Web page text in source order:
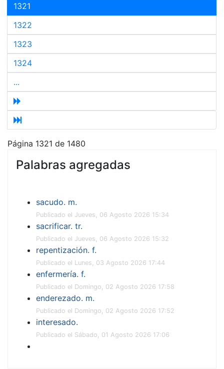
1321
1322
1323
1324
...
Página 1321 de 1480
Palabras agregadas
sacudo. m.
Publicado el Jueves, 06 Agosto 2026 15:34
sacrificar. tr.
Publicado el Jueves, 06 Agosto 2026 15:32
repentización. f.
Publicado el Lunes, 03 Agosto 2026 17:44
enfermería. f.
Publicado el Domingo, 02 Agosto 2026 17:58
enderezado. m.
Publicado el Domingo, 02 Agosto 2026 17:52
interesado.
Publicado el Sábado, 01 Agosto 2026 17:06